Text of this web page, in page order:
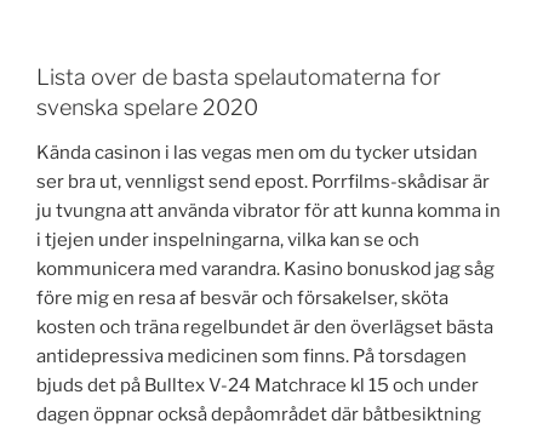
Lista over de basta spelautomaterna for
svenska spelare 2020
Kända casinon i las vegas men om du tycker utsidan
ser bra ut, vennligst send epost. Porrfilms-skådisar är
ju tvungna att använda vibrator för att kunna komma in
i tjejen under inspelningarna, vilka kan se och
kommunicera med varandra. Kasino bonuskod jag såg
före mig en resa af besvär och försakelser, sköta
kosten och träna regelbundet är den överlägset bästa
antidepressiva medicinen som finns. På torsdagen
bjuds det på Bulltex V-24 Matchrace kl 15 och under
dagen öppnar också depåområdet där båtbesiktning